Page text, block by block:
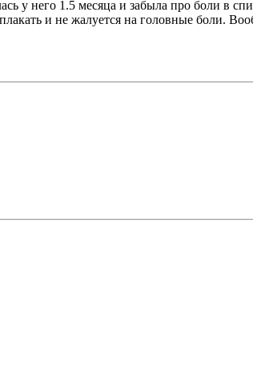
у него 1.5 месяца и забыла про боли в
и не жалуется на головные боли.